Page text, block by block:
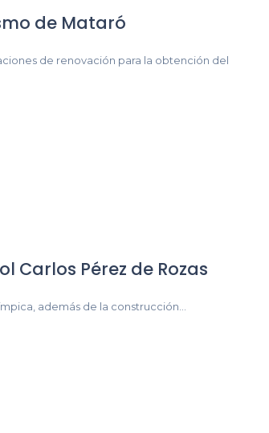
de Mataró
de renovación para la obtención del
Carlos Pérez de Rozas
además de la construcción...